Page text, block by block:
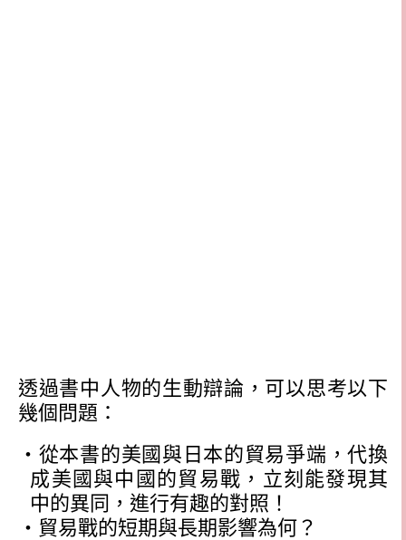
透過書中人物的生動辯論，可以思考以下
幾個問題：
‧從本書的美國與日本的貿易爭端，代換
成美國與中國的貿易戰，立刻能發現其
中的異同，進行有趣的對照！
‧貿易戰的短期與長期影響為何？